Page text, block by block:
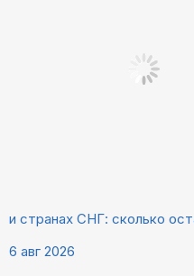
и странах СНГ: сколько
6 авг 2026